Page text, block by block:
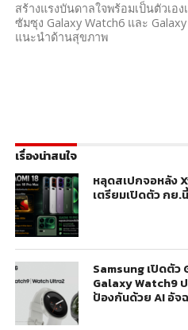
สร้างแรงบันดาลใจพร้อมเป็นตัวเอ
ซัมซุง Galaxy Watch6 และ
แนะนำด้านสุขภาพ
เรื่องน่าสนใจ
หลุดสเปกจอหลัง
เตรียมเปิดตัว กย.
Samsung เปิดตัว
Galaxy Watch9
ป้องกันด้วย AI อัจ